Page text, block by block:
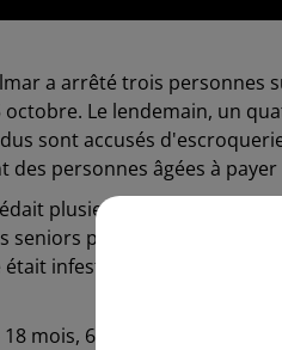
a arrêté trois personnes
octobre. Le lendemain, un
sont accusés
des personnes âgées à
plusieurs entreprises
seniors pour qu'ils
infestée de parasites ou
mois, 66 victimes ont été